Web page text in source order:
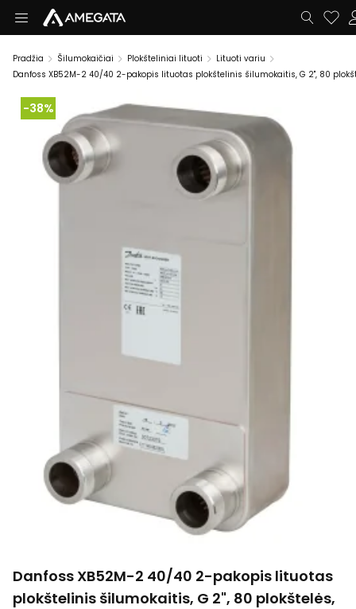
Pradžia Šilumokaičiai Plokšteliniai lituoti
Lituoti variu
Danfoss XB52M-2 40/40 2-pakopis lituotas plokštelinis šilumokaitis, G 2", 80
-38%
Danfoss XB52M-2 40/40 2-pakopis lituotas
plokštelinis šilumokaitis, G 2", 80 plokštelės,